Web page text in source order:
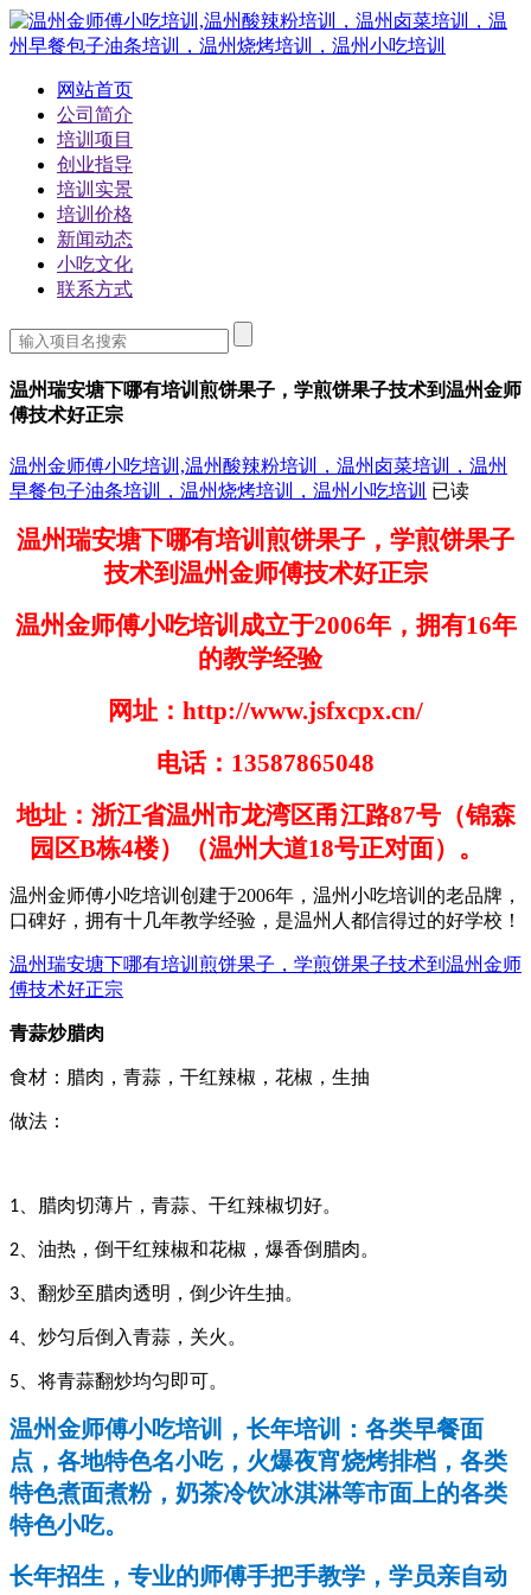
网站首页
公司简介
培训项目
创业指导
培训实景
培训价格
新闻动态
小吃文化
联系方式
温州瑞安塘下哪有培训煎饼果子，学煎饼果子技术到温州金师
傅技术好正宗
温州金师傅小吃培训,温州酸辣粉培训，温州卤菜培训，温州
早餐包子油条培训，温州烧烤培训，温州小吃培训 已读
温州瑞安塘下哪有培训煎饼果子，学煎饼果子
技术到温州金师傅技术好正宗
温州金师傅小吃培训成立于2006年，拥有16年
的教学经验
网址： http://www.jsfxcpx.cn/
电话： 13587865048
地址：浙江省温州市龙湾区甬江路87号（锦森
园区B栋4楼）（温州大道18号正对面）。
温州金师傅小吃培训创建于2006年，温州小吃培训的老品牌，
口碑好，拥有十几年教学经验，是温州人都信得过的好学校！
温州瑞安塘下哪有培训煎饼果子，学煎饼果子技术到温州金师
傅技术好正宗
青蒜炒腊肉
食材：腊肉，青蒜，干红辣椒，花椒，生抽
做法：
1 、腊肉切薄片，青蒜、干红辣椒切好。
2 、油热，倒干红辣椒和花椒，爆香倒腊肉。
3 、翻炒至腊肉透明，倒少许生抽。
4 、炒匀后倒入青蒜，关火。
5 、将青蒜翻炒均匀即可。
温州金师傅小吃培训，长年培训：各类早餐面
点，各地特色名小吃，火爆夜宵烧烤排档，各类
特色煮面煮粉，奶茶冷饮冰淇淋等市面上的各类
特色小吃。
长年招生，专业的师傅手把手教学，学员亲自动